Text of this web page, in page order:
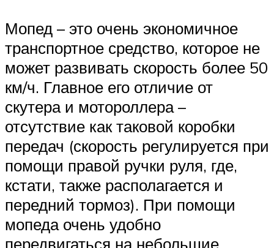
Мопед – это очень экономичное
транспортное средство, которое не
может развивать скорость более 50
км/ч. Главное его отличие от
скутера и мотороллера –
отсутствие как таковой коробки
передач (скорость регулируется при
помощи правой ручки руля, где,
кстати, также располагается и
передний тормоз). При помощи
мопеда очень удобно
передвигаться на небольшие